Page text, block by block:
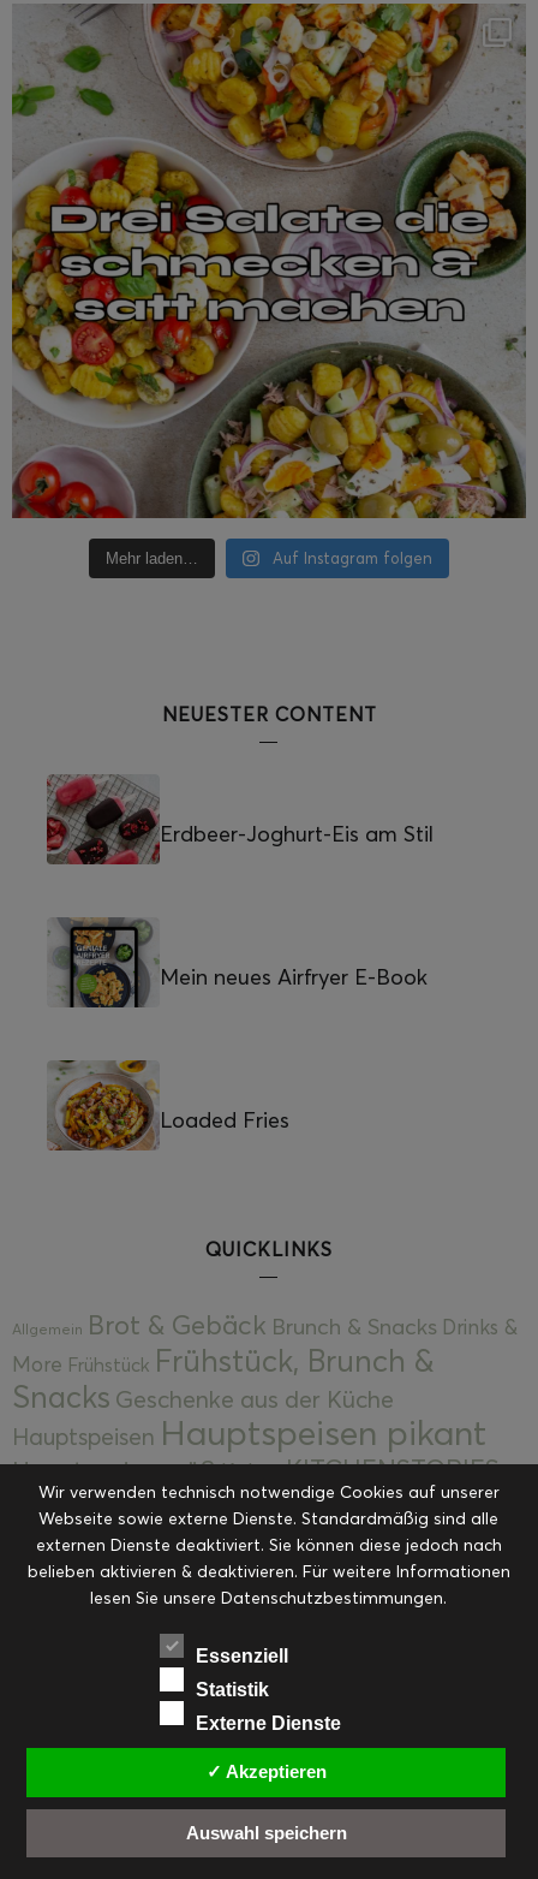
Mehr laden… Auf Instagram folgen
NEUESTER CONTENT
Erdbeer-Joghurt-Eis am Stil
Mein neues Airfryer E-Book
Loaded Fries
QUICKLINKS
Allgemein Brot & Gebäck Brunch & Snacks Drinks &
More Frühstück Frühstück, Brunch &
Snacks Geschenke aus der Küche
Hauptspeisen Hauptspeisen pikant
Hauptspeisen süßKekseKITCHENSTORIES
Kuchen, Torten & Desserts Kuchen und
Desserts Kulinarik Kulinarische Mitbringsel &
Eingemachtes Ohne Kategorie Ostern Resteküche
RezepteSaisonalSliderStartseite
Suppen, Salate & Vorspeisen
Vorspeisen, Salate & Suppen
Weihnachten Workshops & Events
FACEBOOK PINTEREST EMAIL
Wir verwenden technisch notwendige Cookies auf unserer
Webseite sowie externe Dienste. Standardmäßig sind alle
externen Dienste deaktiviert. Sie können diese jedoch nach
belieben aktivieren & deaktivieren. Für weitere Informationen
lesen Sie unsere Datenschutzbestimmungen.
Essenziell
Statistik
Externe Dienste
✓ Akzeptieren
Auswahl speichern